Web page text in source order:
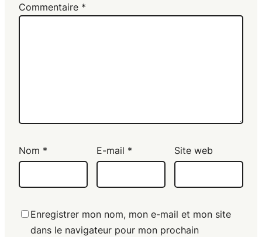
Commentaire *
Nom * E-mail * Site web
Enregistrer mon nom, mon e-mail et mon site
dans le navigateur pour mon prochain